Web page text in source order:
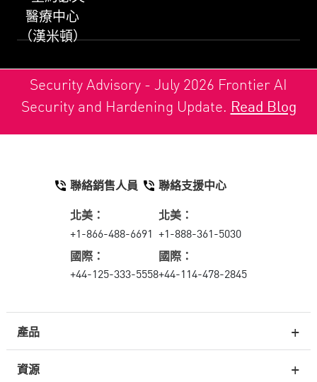
Security Advisory - July 2026 Frontier AI
Security and Hardening Update. Read Blog
產品
資源
聯絡銷售人員
北美：
+1-866-488-6691
國際：
+44-125-333-5558
聯絡支援中心
北美：
+1-888-361-5030
國際：
+44-114-478-2845